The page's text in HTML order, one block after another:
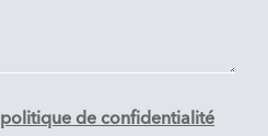
politique de confidentialité